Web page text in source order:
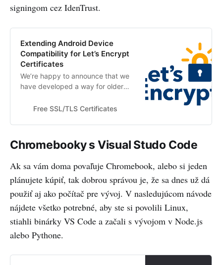
signingom cez IdenTrust.
Extending Android Device
Compatibility for Let’s Encrypt
Certificates
We’re happy to announce that we
have developed a way for older
ability to visit sites that use
after our cross-signed
intermediates expire. We are no
longer planning any changes in
compatibility issues for Let’s …
Free SSL/TLS Certificates
Chromebooky s Visual Studo Code
Ak sa vám doma povaľuje Chromebook, alebo si jeden
plánujete kúpiť, tak dobrou správou je, že sa dnes už dá
použiť aj ako počítač pre vývoj. V nasledujúcom návode
nájdete všetko potrebné, aby ste si povolili Linux,
stiahli binárky VS Code a začali s vývojom v Node.js
alebo Pythone.